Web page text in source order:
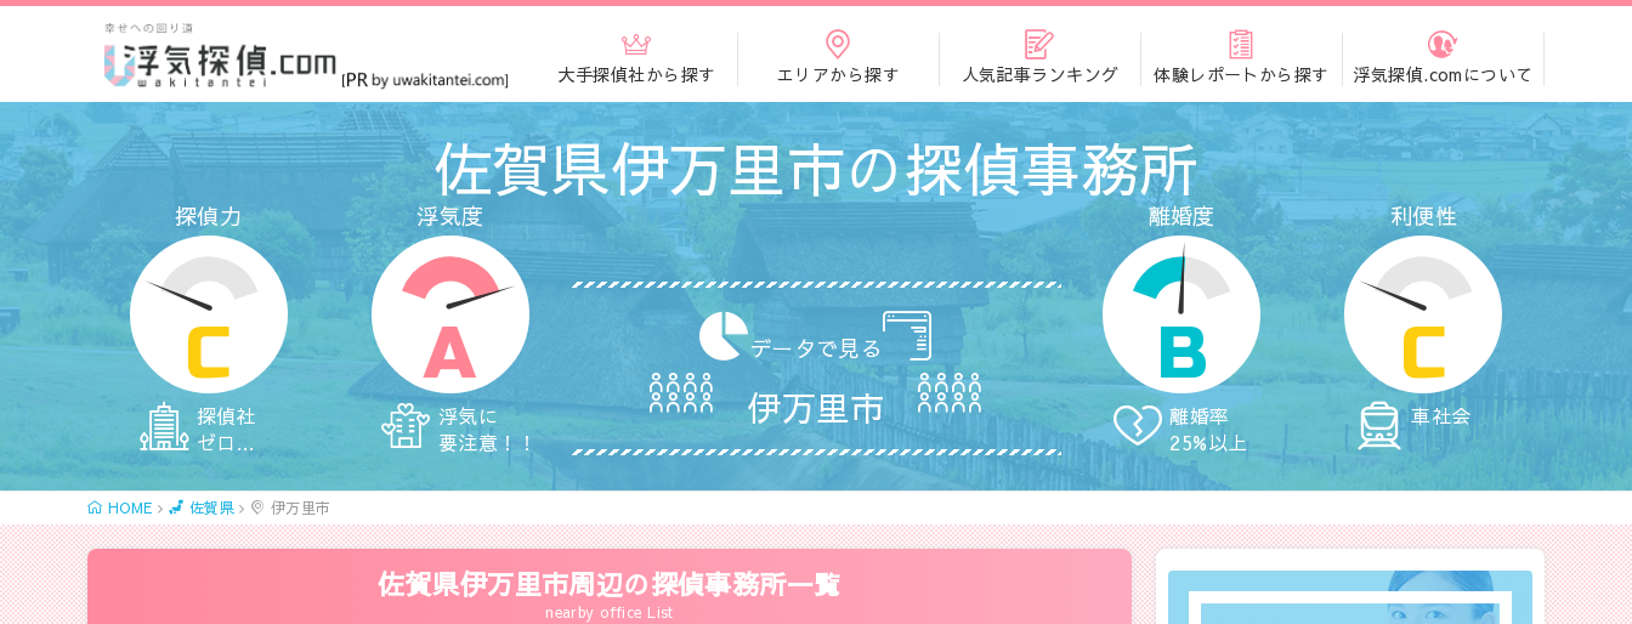
大手探偵社から探す エリアから探す 人気記事ランキング 体験レポートから探す 浮気探偵.comについて
佐賀県伊万里市の探偵事務所
探偵力
C
探偵社
ゼロ…
浮気度
A
浮気に
要注意！！
データで見る
伊万里市
離婚度
B
離婚率
25%以上
利便性
C
車社会
HOME 佐賀県 伊万里市
佐賀県伊万里市周辺の探偵事務所一覧
nearby office List